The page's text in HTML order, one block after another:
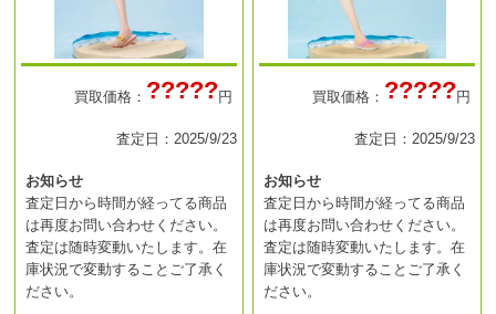
買取価格： ?????円
査定日：2025/9/23
お知らせ
査定日から時間が経ってる商品
は再度お問い合わせください。
査定は随時変動いたします。在
庫状況で変動することご了承く
ださい。
買取価格： ?????円
査定日：2025/9/23
お知らせ
査定日から時間が経ってる商品
は再度お問い合わせください。
査定は随時変動いたします。在
庫状況で変動することご了承く
ださい。